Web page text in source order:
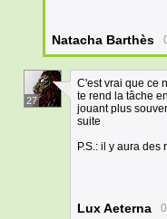
Natacha Barthès
27
C'est vrai que ce
te rend la tâche
jouant plus
suite
P.S.: il y aura
Lux Aeterna